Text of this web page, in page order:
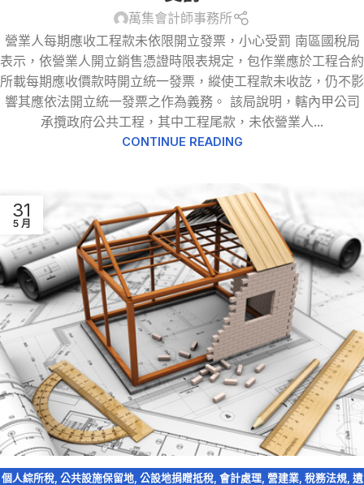
萬集會計師事務所
營業人每期應收工程款未依限開立發票，小心受罰 南區國稅局
表示，依營業人開立銷售憑證時限表規定，包作業應於工程合約
所載每期應收價款時開立統一發票，縱使工程款未收訖，仍不影
響其應依法開立統一發票之作為義務。 該局說明，轄內甲公司
承攬政府公共工程，其中工程尾款，未依營業人...
CONTINUE READING
31
5 月
個人綜所稅, 公共設施保留地, 公設地捐贈抵稅, 會計處理, 營建業, 稅務法規, 遺